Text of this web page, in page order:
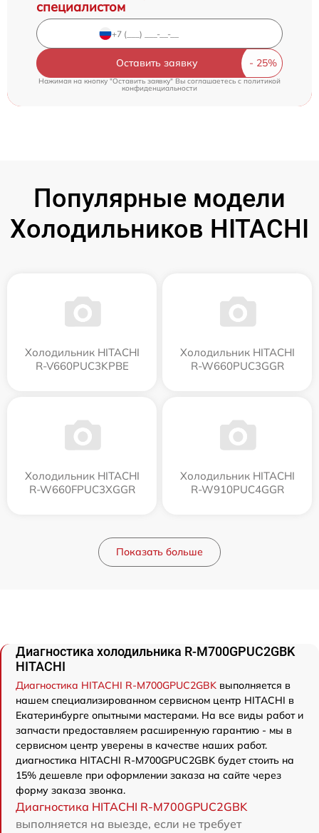
специалистом
Оставить заявку
Нажимая на кнопку "Оставить заявку" Вы соглашаетесь cполитикой
конфиденциальности
Популярные модели
Холодильников HITACHI
Холодильник HITACHI
R-V660PUC3KPBE
Холодильник HITACHI
R-W660PUC3GGR
Холодильник HITACHI
R-W660FPUC3XGGR
Холодильник HITACHI
R-W910PUC4GGR
Показать больше
Диагностика холодильника R-M700GPUC2GBK
HITACHI
Диагностика HITACHI R-M700GPUC2GBK выполняется в
нашем специализированном сервисном центр HITACHI в
Екатеринбурге опытными мастерами. На все виды работ и
запчасти предоставляем расширенную гарантию - мы в
сервисном центр уверены в качестве наших работ.
диагностика HITACHI R-M700GPUC2GBK будет стоить на
15% дешевле при оформлении заказа на сайте через
форму заказа звонка.
Диагностика HITACHI R-M700GPUC2GBK
выполняется на выезде, если не требует